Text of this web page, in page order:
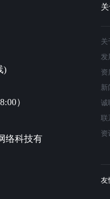
)
）
络科技有
关
发
资
新
诚
联
资